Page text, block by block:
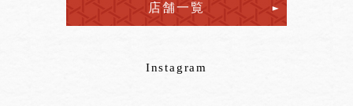
店舗一覧
Instagram